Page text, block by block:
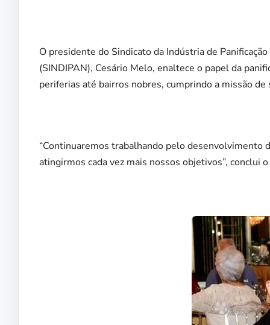
O presidente do Sindicato da Indústria de
(SINDIPAN), Cesário Melo, enaltece o papel da
periferias até bairros nobres, cumprindo a missão de
“Continuaremos trabalhando pelo desenvolvimento
atingirmos cada vez mais nossos objetivos”, conclui